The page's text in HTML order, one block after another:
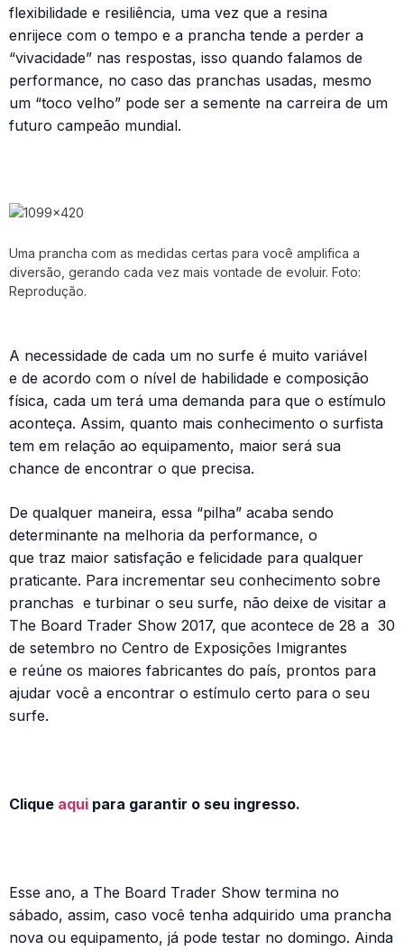
flexibilidade e resiliência, uma vez que a resina
enrijece com o tempo e a prancha tende a perder a
“vivacidade” nas respostas, isso quando falamos de
performance, no caso das pranchas usadas, mesmo
um “toco velho” pode ser a semente na carreira de um
futuro campeão mundial.
Uma prancha com as medidas certas para você amplifica a
diversão, gerando cada vez mais vontade de evoluir. Foto:
Reprodução.
A necessidade de cada um no surfe é muito variável
e de acordo com o nível de habilidade e composição
física, cada um terá uma demanda para que o estímulo
aconteça. Assim, quanto mais conhecimento o surfista
tem em relação ao equipamento, maior será sua
chance de encontrar o que precisa.
De qualquer maneira, essa “pilha” acaba sendo
determinante na melhoria da performance, o
que traz maior satisfação e felicidade para qualquer
praticante. Para incrementar seu conhecimento sobre
pranchas e turbinar o seu surfe, não deixe de visitar a
The Board Trader Show 2017, que acontece de 28 a 30
de setembro no Centro de Exposições Imigrantes
e reúne os maiores fabricantes do país, prontos para
ajudar você a encontrar o estímulo certo para o seu
surfe.
Clique aqui para garantir o seu ingresso.
Esse ano, a The Board Trader Show termina no
sábado, assim, caso você tenha adquirido uma prancha
nova ou equipamento, já pode testar no domingo. Ainda